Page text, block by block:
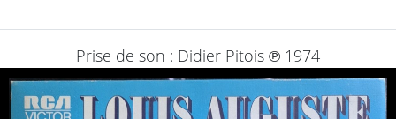
Prise de son : Didier Pitois ℗ 1974